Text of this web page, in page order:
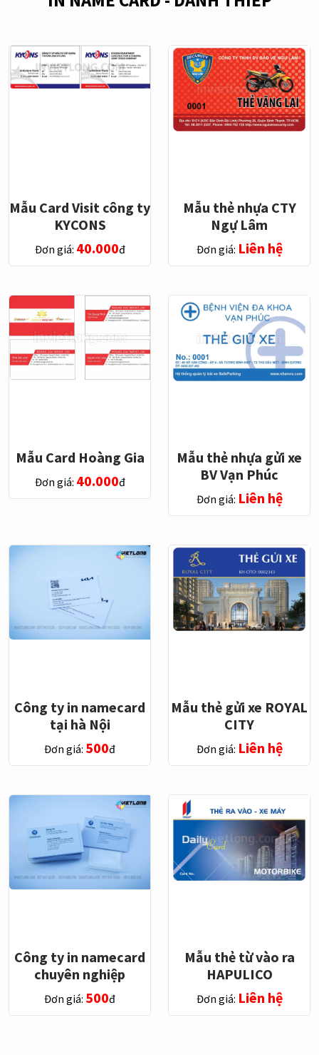
Mẫu Card Visit công ty
KYCONS
Đơn giá: 40.000đ
Mẫu thẻ nhựa CTY
Ngự Lâm
Đơn giá: Liên hệ
Mẫu Card Hoàng Gia
Đơn giá: 40.000đ
Mẫu thẻ nhựa gửi xe
BV Vạn Phúc
Đơn giá: Liên hệ
Công ty in namecard
tại hà Nội
Đơn giá: 500đ
Mẫu thẻ gửi xe ROYAL
CITY
Đơn giá: Liên hệ
Công ty in namecard
chuyên nghiệp
Đơn giá: 500đ
Mẫu thẻ từ vào ra
HAPULICO
Đơn giá: Liên hệ